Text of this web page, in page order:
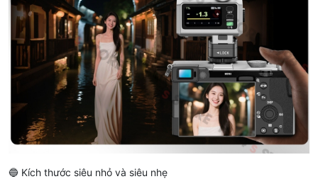
🔵 Kích thước siêu nhỏ và siêu nhẹ